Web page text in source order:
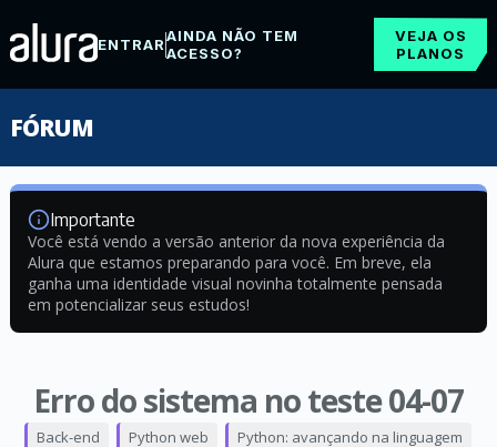
ENTRARAINDA NÃO TEM
ACESSO?
VEJA OS
PLANOS
FÓRUM
Importante
Você está vendo a versão anterior da nova experiência da
Alura que estamos preparando para você. Em breve, ela
ganha uma identidade visual novinha totalmente pensada
em potencializar seus estudos!
Erro do sistema no teste 04-07
Back-end Python web Python: avançando na linguagem